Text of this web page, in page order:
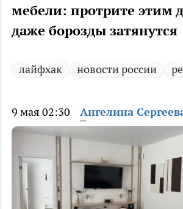
мебели: протрите этим
даже борозды затянутся
лайфхак новости россии
9 мая 02:30 Ангелина